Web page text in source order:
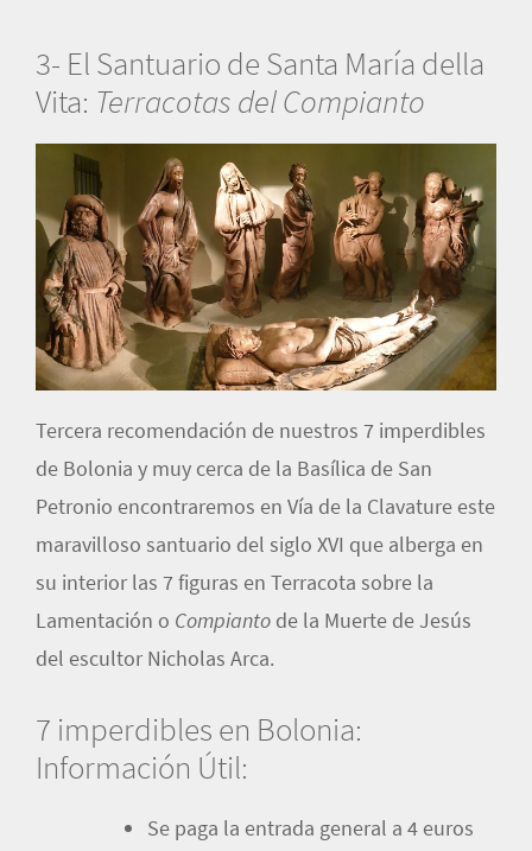
3- El Santuario de Santa María della
Vita: Terracotas del Compianto
Tercera recomendación de nuestros 7 imperdibles
de Bolonia y muy cerca de la Basílica de San
Petronio encontraremos en Vía de la Clavature este
maravilloso santuario del siglo XVI que alberga en
su interior las 7 figuras en Terracota sobre la
Lamentación o Compianto de la Muerte de Jesús
del escultor Nicholas Arca.
7 imperdibles en Bolonia:
Información Útil:
Se paga la entrada general a 4 euros